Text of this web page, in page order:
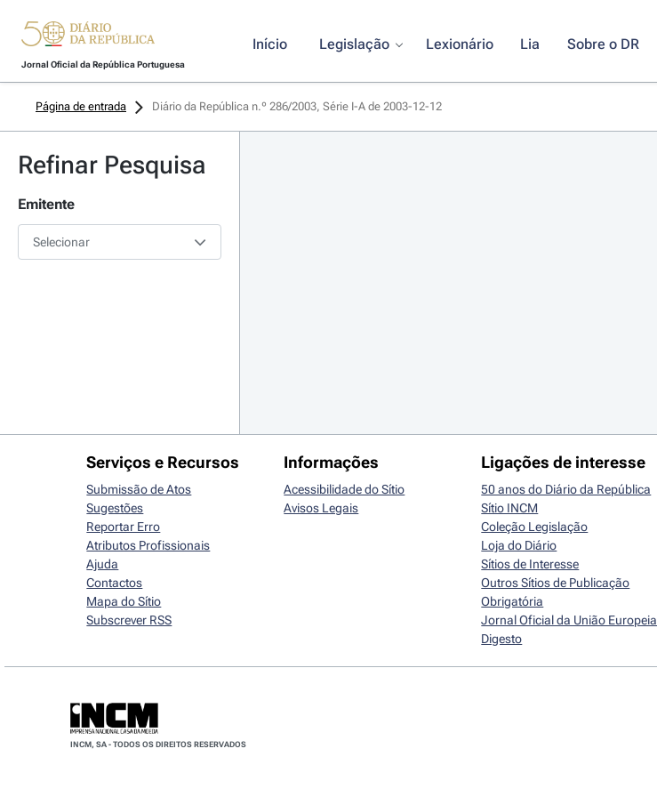
Jornal Oficial da República Portuguesa
Início Legislação Lexionário Lia Sobre o DR
Página de entrada Diário da República n.º 286/2003, Série I-A de 2003-12-12
Refinar Pesquisa
Emitente
Selecionar
Serviços e Recursos
Submissão de Atos
Sugestões
Reportar Erro
Atributos Profissionais
Ajuda
Contactos
Mapa do Sítio
Subscrever RSS
Informações
Acessibilidade do Sítio
Avisos Legais
Ligações de interesse
50 anos do Diário da República
Sítio INCM
Coleção Legislação
Loja do Diário
Sítios de Interesse
Outros Sítios de Publicação
Obrigatória
Jornal Oficial da União Europeia
Digesto
INCM, SA - TODOS OS DIREITOS RESERVADOS